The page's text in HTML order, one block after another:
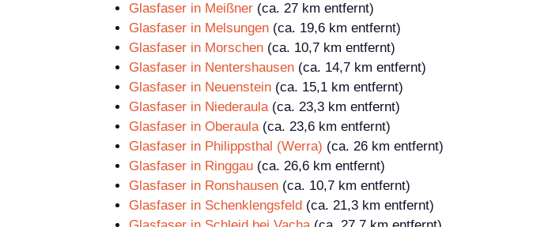
Glasfaser in Meißner (ca. 27 km entfernt)
Glasfaser in Melsungen (ca. 19,6 km entfernt)
Glasfaser in Morschen (ca. 10,7 km entfernt)
Glasfaser in Nentershausen (ca. 14,7 km entfernt)
Glasfaser in Neuenstein (ca. 15,1 km entfernt)
Glasfaser in Niederaula(ca. 23,3 km entfernt)
Glasfaser in Oberaula(ca. 23,6 km entfernt)
Glasfaser in Philippsthal (Werra) (ca. 26 km entfernt)
Glasfaser in Ringgau (ca. 26,6 km entfernt)
Glasfaser in Ronshausen (ca. 10,7 km entfernt)
Glasfaser in Schenklengsfeld (ca. 21,3 km entfernt)